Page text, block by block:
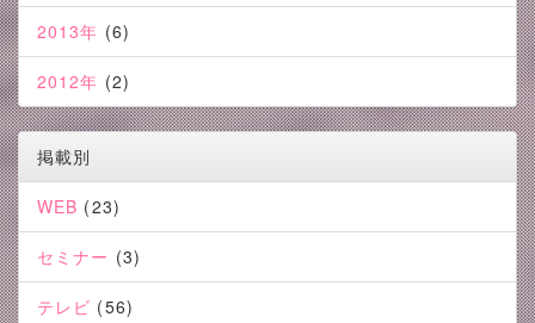
2013年 (6)
2012年 (2)
掲載別
WEB (23)
セミナー (3)
テレビ (56)